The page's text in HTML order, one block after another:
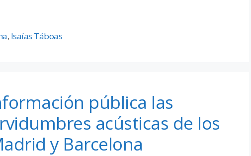
, Isaías Táboas
pública las
acústicas de los
y Barcelona